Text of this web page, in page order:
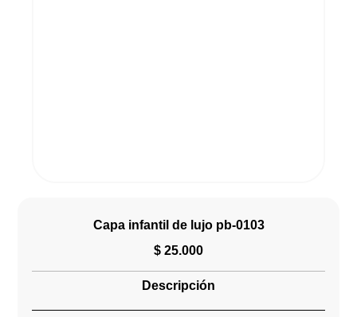
Capa infantil de lujo pb-0103
$ 25.000
Descripción